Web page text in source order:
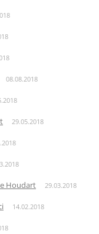
08.08.2018
29.05.2018
Houdart 29.03.2018
14.02.2018